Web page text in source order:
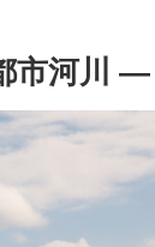
市河川 ―